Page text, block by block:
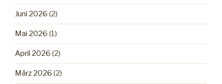
Juni 2026 (2)
Mai 2026 (1)
April 2026 (2)
März 2026 (2)